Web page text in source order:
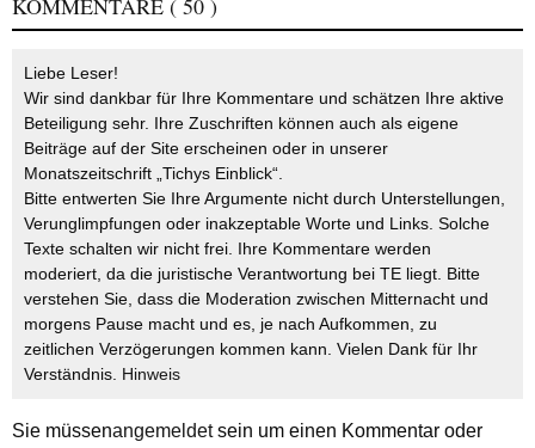
KOMMENTARE ( 50 )
Liebe Leser!
Wir sind dankbar für Ihre Kommentare und schätzen Ihre aktive
Beteiligung sehr. Ihre Zuschriften können auch als eigene
Beiträge auf der Site erscheinen oder in unserer
Monatszeitschrift „Tichys Einblick“.
Bitte entwerten Sie Ihre Argumente nicht durch Unterstellungen,
Verunglimpfungen oder inakzeptable Worte und Links. Solche
Texte schalten wir nicht frei. Ihre Kommentare werden
moderiert, da die juristische Verantwortung bei TE liegt. Bitte
verstehen Sie, dass die Moderation zwischen Mitternacht und
morgens Pause macht und es, je nach Aufkommen, zu
zeitlichen Verzögerungen kommen kann. Vielen Dank für Ihr
Verständnis. Hinweis
Sie müssenangemeldetsein um einen Kommentar oder